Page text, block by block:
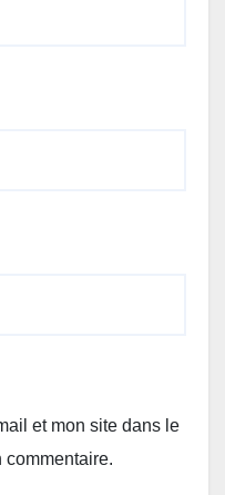
et mon site dans le
commentaire.